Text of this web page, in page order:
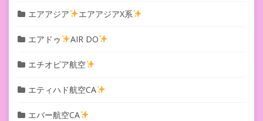
エアアジア エアアジアX系
エアドゥ AIR DO
エチオピア航空
エティハド航空CA
エバー航空CA